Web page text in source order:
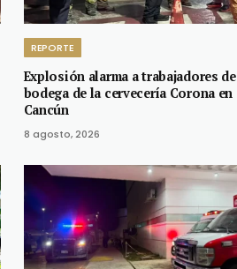
REPORTE
Explosión alarma a trabajadores de
bodega de la cervecería Corona en
Cancún
8 agosto, 2026